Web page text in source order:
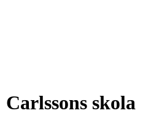
Carlssons skola